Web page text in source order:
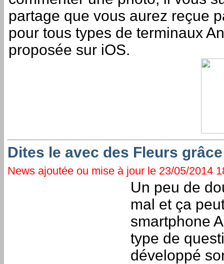
partage que vous aurez reçue
pour tous types de terminaux
proposée sur iOS.
Dites le avec des Fleurs
News ajoutée ou mise à jour le 23/05/2014
Un peu de
mal et ça
smartphone
type de
développé